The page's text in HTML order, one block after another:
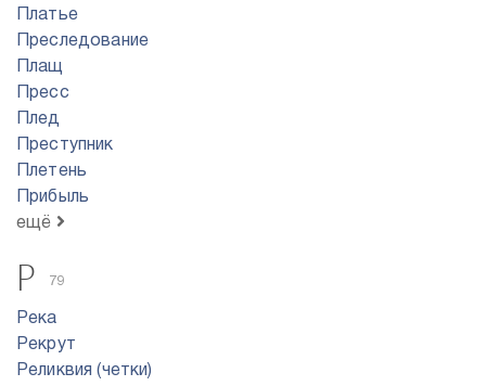
Платье
Преследование
Плащ
Пресс
Плед
Преступник
Плетень
Прибыль
ещё
Р 79
Река
Рекрут
Реликвия (четки)